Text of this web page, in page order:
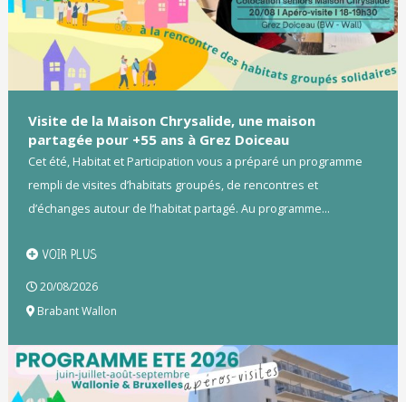
Visite de la Maison Chrysalide, une maison
partagée pour +55 ans à Grez Doiceau
Cet été, Habitat et Participation vous a préparé un programme
rempli de visites d’habitats groupés, de rencontres et
d’échanges autour de l’habitat partagé. Au programme...
VOIR PLUS
20/08/2026
Brabant Wallon